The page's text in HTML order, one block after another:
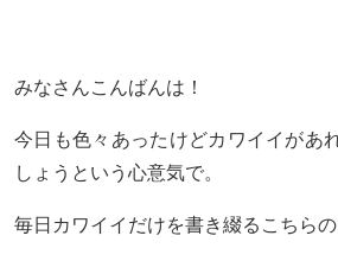
みなさんこんばんは！
今日も色々あったけどカワイイがあ
しょうという心意気で。
毎日カワイイだけを書き綴るこちらの